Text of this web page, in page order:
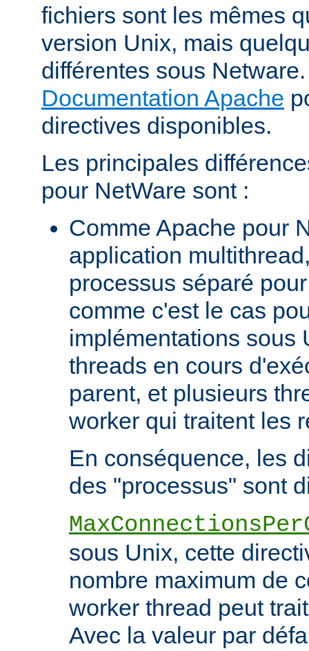
fichiers sont les mêmes
version Unix, mais
différentes sous
Documentation Apache
directives disponibles.
Les principales
pour NetWare sont :
Comme Apache pour
application
processus séparé
comme c'est le cas
implémentations sous
threads en cours
parent, et plusieurs
worker qui traitent les
En conséquence, les
des "processus" sont
sous Unix, cette
nombre maximum de
worker thread peut
Avec la valeur par